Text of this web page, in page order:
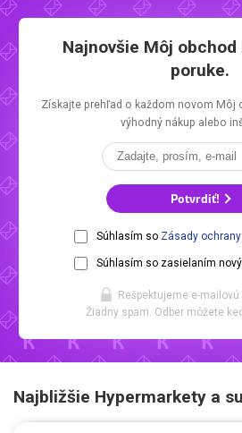
Najnovšie Môj obchod
poruke.
Získajte prehľad o každom novom Môj
výhodný nákup alebo
Potvrdiť!
Súhlasím so Zásady
Súhlasím so zasielaním
Rešpektujeme e-
Žiadny spam. Odber môžete
Najbližšie Hypermarkety a